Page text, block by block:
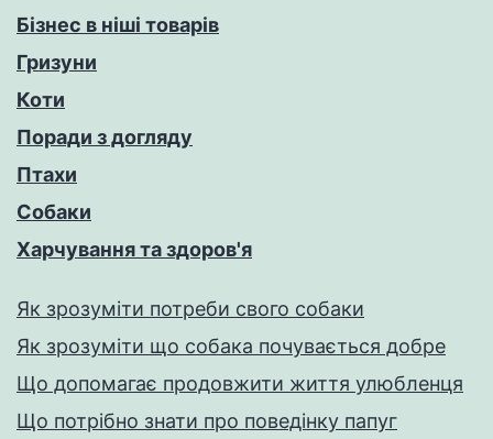
Бізнес в ніші товарів
Гризуни
Коти
Поради з догляду
Птахи
Собаки
Харчування та здоров'я
Як зрозуміти потреби свого собаки
Як зрозуміти що собака почувається добре
Що допомагає продовжити життя улюбленця
Що потрібно знати про поведінку папуг